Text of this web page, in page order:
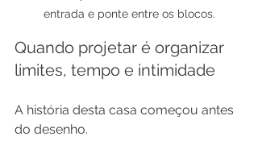
entrada e ponte entre os blocos.
Quando projetar é organizar
limites, tempo e intimidade
A história desta casa começou antes
do desenho.